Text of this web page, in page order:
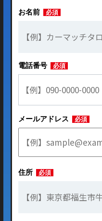
お名前 必須
電話番号 必須
メールアドレス 必須
住所 必須